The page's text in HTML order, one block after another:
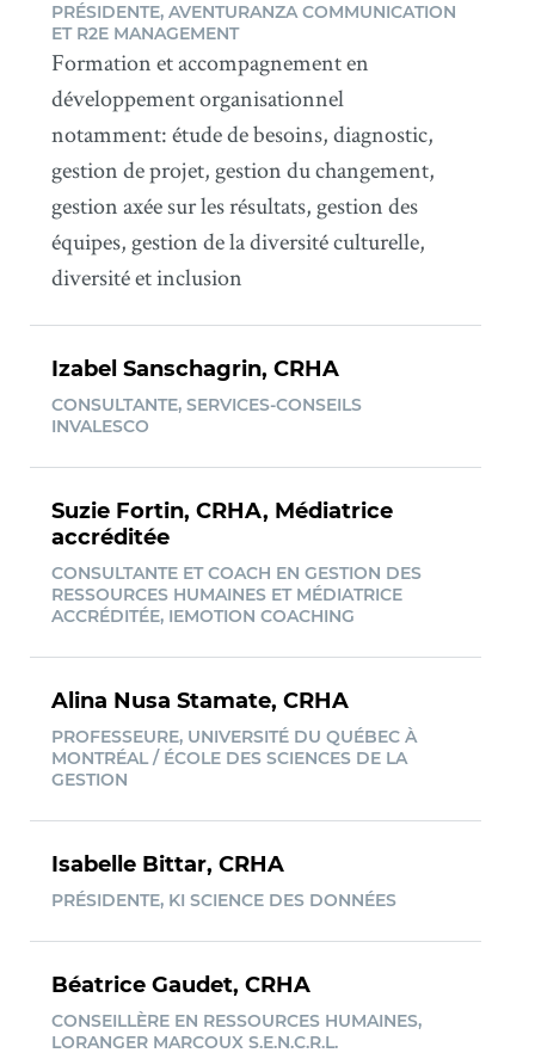
PRÉSIDENTE, AVENTURANZA COMMUNICATION
ET R2E MANAGEMENT
Formation et accompagnement en
développement organisationnel
notamment: étude de besoins, diagnostic,
gestion de projet, gestion du changement,
gestion axée sur les résultats, gestion des
équipes, gestion de la diversité culturelle,
diversité et inclusion
Izabel Sanschagrin, CRHA
CONSULTANTE, SERVICES-CONSEILS
INVALESCO
Suzie Fortin, CRHA, Médiatrice
accréditée
CONSULTANTE ET COACH EN GESTION DES
RESSOURCES HUMAINES ET MÉDIATRICE
ACCRÉDITÉE, IEMOTION COACHING
Alina Nusa Stamate, CRHA
PROFESSEURE, UNIVERSITÉ DU QUÉBEC À
MONTRÉAL / ÉCOLE DES SCIENCES DE LA
GESTION
Isabelle Bittar, CRHA
PRÉSIDENTE, KI SCIENCE DES DONNÉES
Béatrice Gaudet, CRHA
CONSEILLÈRE EN RESSOURCES HUMAINES,
LORANGER MARCOUX S.E.N.C.R.L.